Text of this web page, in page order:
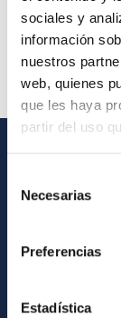
sociales y
información
nuestros
web, quienes
que les haya
partir del uso
Necesarias
Preferencias
Estadística
Biblioteca